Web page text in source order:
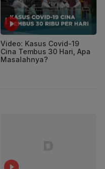
Video: Kasus Covid-19
Cina Tembus 30 Hari, Apa
Masalahnya?